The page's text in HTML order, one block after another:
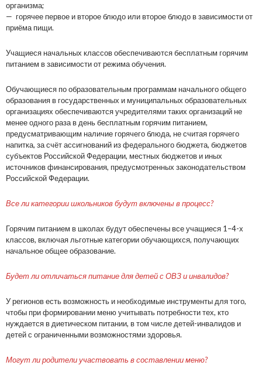
организма;
— горячее первое и второе блюдо или второе блюдо в зависимости от
приёма пищи.
Учащиеся начальных классов обеспечиваются бесплатным горячим
питанием в зависимости от режима обучения.
Обучающиеся по образовательным программам начального общего
образования в государственных и муниципальных образовательных
организациях обеспечиваются учредителями таких организаций не
менее одного раза в день бесплатным горячим питанием,
предусматривающим наличие горячего блюда, не считая горячего
напитка, за счёт ассигнований из федерального бюджета, бюджетов
субъектов Российской Федерации, местных бюджетов и иных
источников финансирования, предусмотренных законодательством
Российской Федерации.
Все ли категории школьников будут включены в процесс?
Горячим питанием в школах будут обеспечены все учащиеся 1–4-х
классов, включая льготные категории обучающихся, получающих
начальное общее образование.
Будет ли отличаться питание для детей с ОВЗ и инвалидов?
У регионов есть возможность и необходимые инструменты для того,
чтобы при формировании меню учитывать потребности тех, кто
нуждается в диетическом питании, в том числе детей-инвалидов и
детей с ограниченными возможностями здоровья.
Могут ли родители участвовать в составлении меню?